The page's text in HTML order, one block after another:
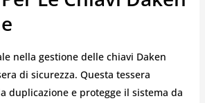
nella gestione delle chiavi Daken
di sicurezza. Questa tessera
duplicazione e protegge il sistema da